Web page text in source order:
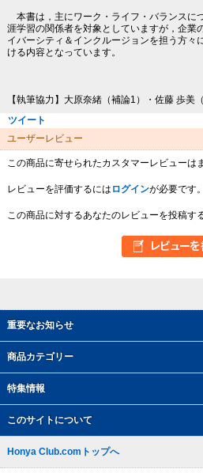
重要なお知らせ
商品カテゴリー
特集情報
このサイトについて
本書は，主にワーク・ライフ・バランスに
涯学習の関係者を対象としていますが，企業
イバーシティ＆インクルージョンを担う方々
ける内容となっています。
【執筆協力】大原奈緒（補論1）・佐藤 歩美
ツイート
ユーザーレビュー
この商品に寄せられたカスタマーレビューは
レビューを評価するには ログインが必要です。
この商品に対するあなたのレビューを投稿す
Honya Club.comトップへ